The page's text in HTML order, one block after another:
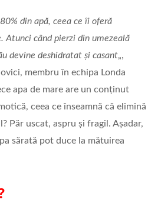
din apă, ceea ce îi oferă
Atunci când pierzi din umezeală
devine deshidratat și casant„,
membru în echipa Londa
apa de mare are un conținut
ceea ce înseamnă că elimină
Păr uscat, aspru și fragil. Așadar,
sărată pot duce la mătuirea